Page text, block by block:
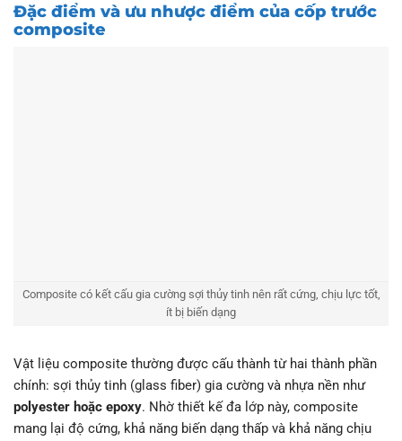
Đặc điểm và ưu nhược điểm của cốp trước
composite
Composite có kết cấu gia cường sợi thủy tinh nên rất cứng, chịu lực tốt,
ít bị biến dạng
Vật liệu composite thường được cấu thành từ hai thành phần
chính: sợi thủy tinh (glass fiber) gia cường và nhựa nền như
polyester hoặc epoxy. Nhờ thiết kế đa lớp này, composite
mang lại độ cứng, khả năng biến dạng thấp và khả năng chịu